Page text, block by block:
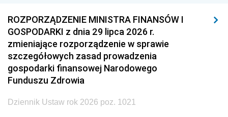
ROZPORZĄDZENIE MINISTRA FINANSÓW I
GOSPODARKI z dnia 29 lipca 2026 r.
zmieniające rozporządzenie w sprawie
szczegółowych zasad prowadzenia
gospodarki finansowej Narodowego
Funduszu Zdrowia
Dziennik Ustaw rok 2026 poz. 1021